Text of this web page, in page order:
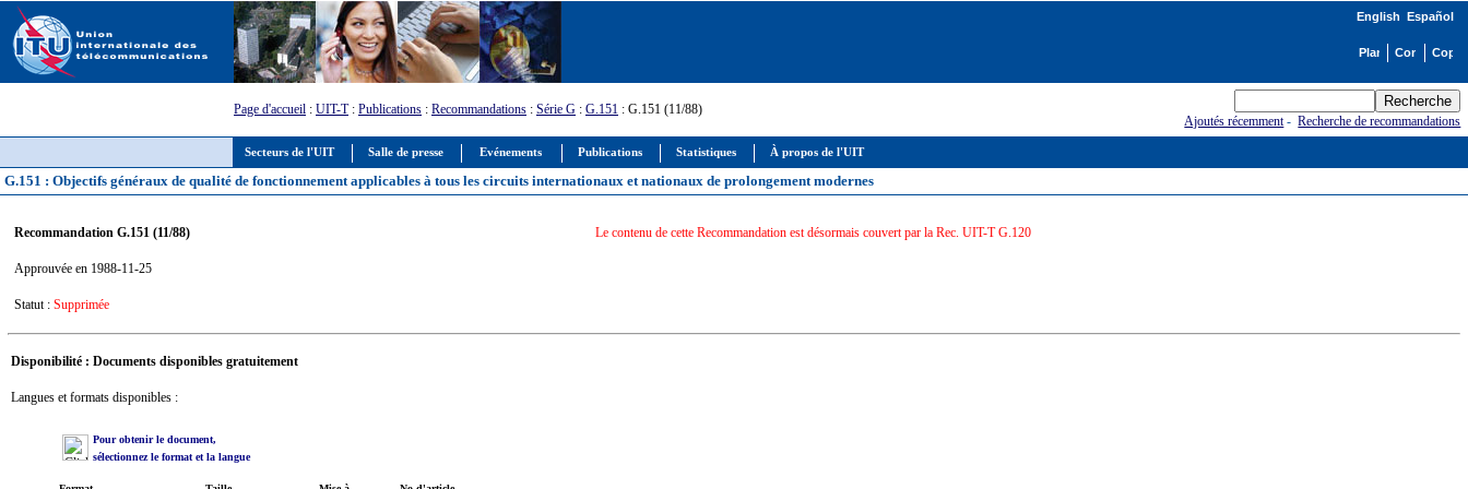
Secteurs de l'UIT Salle de presse Evénements Publications Statistiques À propos de l'UIT
English Español
Page d'accueil : UIT-T: Publications : Recommandations : Série G : G.151 : G.151 (11/88)
Ajoutés récemment-Recherche de recommandations
G.151 : Objectifs généraux de qualité de fonctionnement applicables à tous les circuits internationaux et nationaux de prolongement modernes
Recommandation G.151 (11/88)
Approuvée en 1988-11-25
Statut : Supprimée
Le contenu de cette Recommandation est désormais couvert par la Rec. UIT-T G.120
Disponibilité : Documents disponibles gratuitement
Langues et formats disponibles :
Pour obtenir le document,
sélectionnez le format et la langue